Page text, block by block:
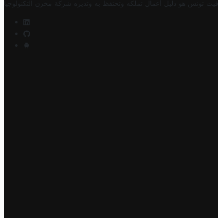
تونس هو دليل أعمال تملكه وتحتفظ به وتديره شركة مخزن التكنولوجيا